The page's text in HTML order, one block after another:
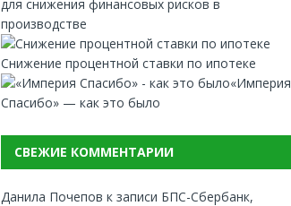
для снижения финансовых рисков в
производстве
Снижение процентной ставки по ипотеке
«Империя
Спасибо» — как это было
СВЕЖИЕ КОММЕНТАРИИ
Данила Почепов к записи БПС-Сбербанк,